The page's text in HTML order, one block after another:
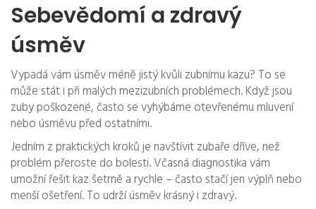
Sebevědomí a zdravý
úsměv
Vypadá vám úsměv méně jistý kvůli zubnímu kazu? To se
může stát i při malých mezizubních problémech. Když jsou
zuby poškozené, často se vyhýbáme otevřenému mluvení
nebo úsměvu před ostatními.
Jedním z praktických kroků je navštívit zubaře dříve, než
problém přeroste do bolesti. Včasná diagnostika vám
umožní řešit kaz šetrně a rychle – často stačí jen výplň nebo
menší ošetření. To udrží úsměv krásný i zdravý.